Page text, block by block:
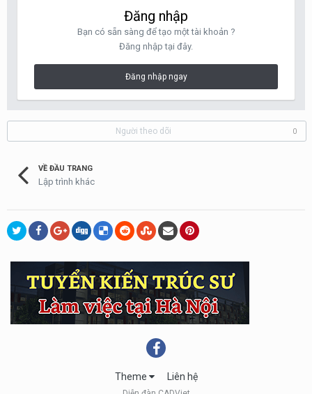
Đăng nhập
Bạn có sẵn sàng để tạo một tài khoản ?
Đăng nhập tại đây.
Đăng nhập ngay
Người theo dõi 0
VỀ ĐẦU TRANG
Lập trình khác
Theme Liên hệ